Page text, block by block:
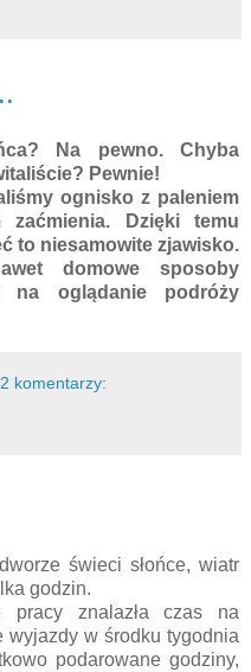
Na pewno. Chyba
Pewnie!
ognisko z paleniem
zaćmienia. Dzięki temu
to niesamowite zjawisko.
domowe sposoby
na oglądanie podróży
komentarzy:
świeci słońce, wiatr
godzin.
znalazła czas na
wyjazdy w środku tygodnia
podarowane godziny,